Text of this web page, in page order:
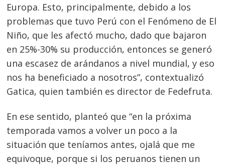
Europa. Esto, principalmente, debido a los
problemas que tuvo Perú con el Fenómeno de El
Niño, que les afectó mucho, dado que bajaron
en 25%-30% su producción, entonces se generó
una escasez de arándanos a nivel mundial, y eso
nos ha beneficiado a nosotros”, contextualizó
Gatica, quien también es director de Fedefruta.
En ese sentido, planteó que “en la próxima
temporada vamos a volver un poco a la
situación que teníamos antes, ojalá que me
equivoque, porque si los peruanos tienen un